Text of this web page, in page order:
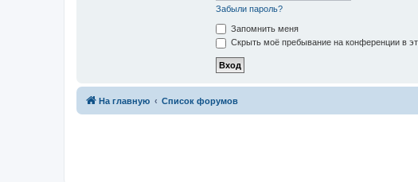
Забыли пароль?
Запомнить меня
Скрыть моё пребывание на конференции в
На главную Список форумов